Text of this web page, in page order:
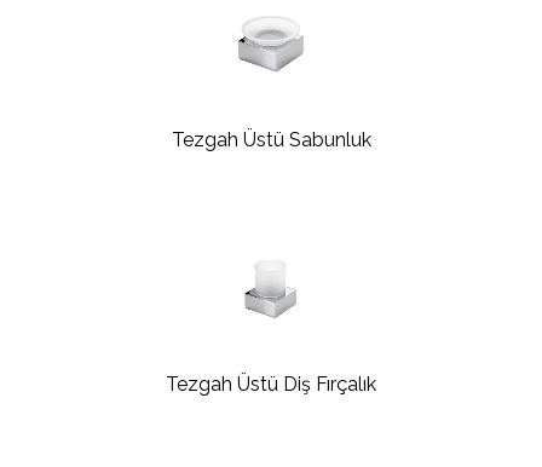
Tezgah Üstü Sabunluk
Tezgah Üstü Diş Fırçalık